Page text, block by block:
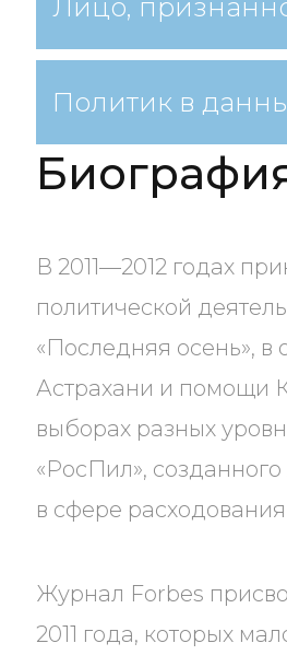
Лицо,
Политик в
В 2011—2012 годах
политической
«Последняя осень»,
Астрахани и помощи
выборах разных
«РосПил»,
в сфере
Журнал Forbes
2011 года, которых